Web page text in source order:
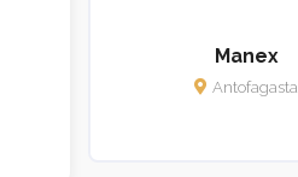
Manex
Antofagasta